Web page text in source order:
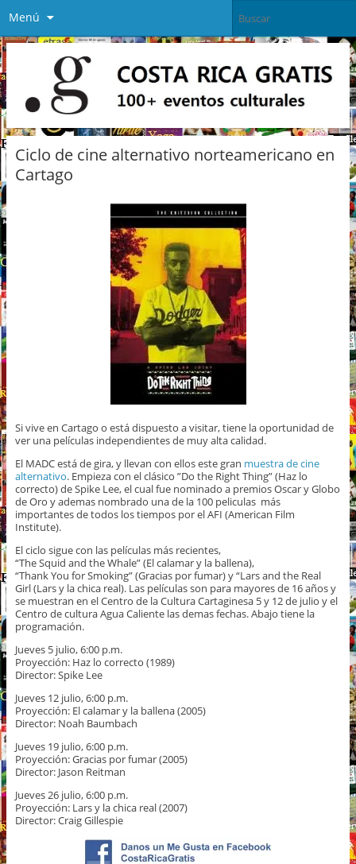
Menú
Ciclo de cine alternativo norteamericano en
Cartago
Si vive en Cartago o está dispuesto a visitar, tiene la oportunidad de
ver una películas independientes de muy alta calidad.
El MADC está de gira, y llevan con ellos este gran muestra de cine
alternativo. Empieza con el clásico ”Do the Right Thing” (Haz lo
correcto) de Spike Lee, el cual fue nominado a premios Oscar y Globo
de Oro y ademas nombrado una de la 100 peliculas más
importantes de todos los tiempos por el AFI (American Film
Institute).
El ciclo sigue con las películas más recientes,
“The Squid and the Whale” (El calamar y la ballena),
“Thank You for Smoking” (Gracias por fumar) y “Lars and the Real
Girl (Lars y la chica real). Las películas son para mayores de 16 años y
se muestran en el Centro de la Cultura Cartaginesa 5 y 12 de julio y el
Centro de cultura Agua Caliente las demas fechas. Abajo tiene la
programación.
Jueves 5 julio, 6:00 p.m.
Proyección: Haz lo correcto (1989)
Director: Spike Lee
Jueves 12 julio, 6:00 p.m.
Proyección: El calamar y la ballena (2005)
Director: Noah Baumbach
Jueves 19 julio, 6:00 p.m.
Proyección: Gracias por fumar (2005)
Director: Jason Reitman
Jueves 26 julio, 6:00 p.m.
Proyección: Lars y la chica real (2007)
Director: Craig Gillespie